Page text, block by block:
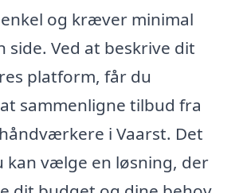
og kræver minimal
side. Ved at beskrive dit
platform, får du
sammenligne tilbud fra
i Vaarst. Det
kan vælge en løsning, der